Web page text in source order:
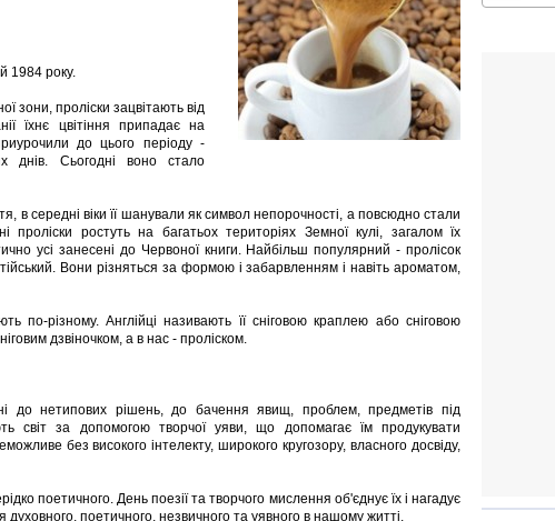
1984 року.
зони, проліски зацвітають від
їхнє цвітіння припадає на
до цього періоду -
днів. Сьогодні воно стало
в середні віки її шанували як символ непорочності, а повсюдно стали
проліски ростуть на багатьох територіях Земної кулі, загалом їх
усі занесені до Червоної книги. Найбільш популярний - пролісок
Вони різняться за формою і забарвленням і навіть ароматом,
по-різному. Англійці називають її сніговою краплею або сніговою
дзвіночком, а в нас - проліском.
до нетипових рішень, до бачення явищ, проблем, предметів під
світ за допомогою творчої уяви, що допомагає їм продукувати
без високого інтелекту, широкого кругозору, власного досвіду,
поетичного. День поезії та творчого мислення об'єднує їх і нагадує
духовного, поетичного, незвичного та уявного в нашому житті.